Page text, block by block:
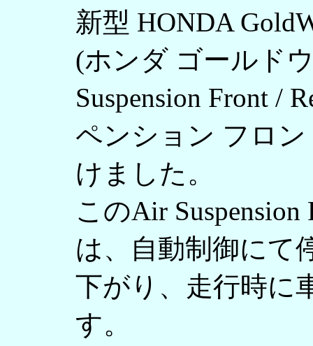
新型 HONDA
(ホンダ ゴールド
Suspension Front /
ペンション フロ
けました。
このAir Suspension
は、自動制御にて
下がり、走行時に
す。